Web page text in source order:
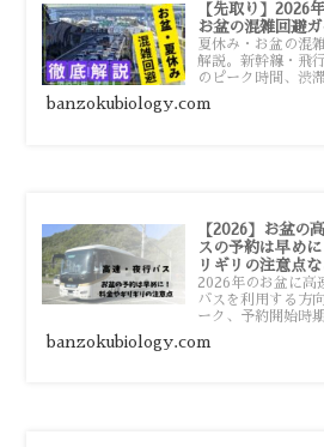
【先取り】2026
お盆の混雑回避
夏休み・お盆の混
解説。新幹線・飛
のピーク時間、渋
雑しやすい観光地
特徴まで旅行者向
banzokubiology.com
【2026】お盆の
スの予約は早め
リギリの注意点
2026年のお盆に高
バスを利用する方
ーク、予約開始時
み、キャンセル待
予約の注意点まで
banzokubiology.com